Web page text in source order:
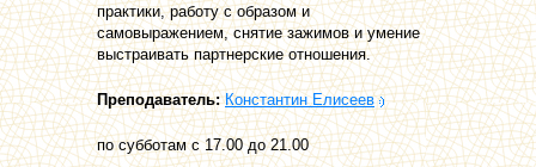
практики, работу с образом и
самовыражением, снятие зажимов и умение
выстраивать партнерские отношения.
Преподаватель: Константин Елисеев
по субботам с 17.00 до 21.00